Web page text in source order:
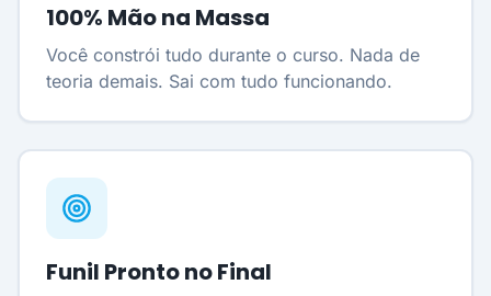
100% Mão na Massa
Você constrói tudo durante o curso. Nada de
teoria demais. Sai com tudo funcionando.
Funil Pronto no Final